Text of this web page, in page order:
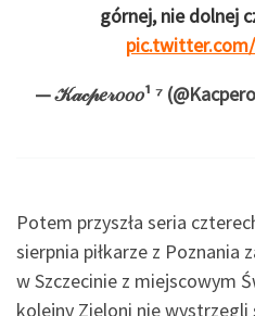
górnej, nie dolnej
— 𝒦𝒶𝒸𝓅𝑒𝓇𝑜𝑜𝑜¹ ⁷
Potem przyszła seria
sierpnia piłkarze z Poznania
w Szczecinie z miejscowym
kolejny Zieloni nie wystrzegli